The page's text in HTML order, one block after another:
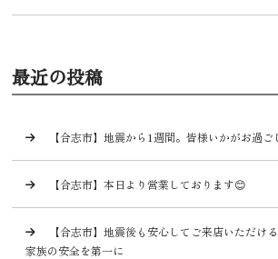
最近の投稿
【合志市】地震から1週間。皆様いかがお過ご
【合志市】本日より営業しております😊
【合志市】地震後も安心してご来店いただけ
家族の安全を第一に